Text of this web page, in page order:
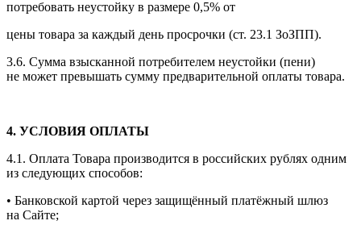
потребовать неустойку в размере 0,5% от
цены товара за каждый день просрочки (ст. 23.1 ЗоЗПП).
3.6. Сумма взысканной потребителем неустойки (пени)
не может превышать сумму предварительной оплаты товара.
4. УСЛОВИЯ ОПЛАТЫ
4.1. Оплата Товара производится в российских рублях одним
из следующих способов:
• Банковской картой через защищённый платёжный шлюз
на Сайте;